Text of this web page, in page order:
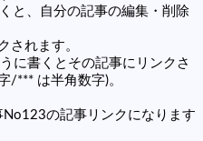
と、自分の記事の編集・削除
されます。
に書くとその記事にリンクさ
/*** は半角数字)。
の記事リンクになります